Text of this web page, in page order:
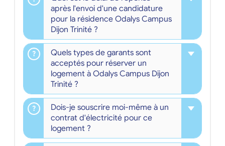
après l'envoi d'une candidature
pour la résidence Odalys Campus
Dijon Trinité ?
Quels types de garants sont
acceptés pour réserver un
logement à Odalys Campus Dijon
Trinité ?
Dois-je souscrire moi-même à un
contrat d'électricité pour ce
logement ?